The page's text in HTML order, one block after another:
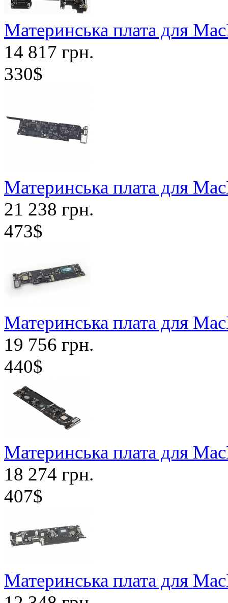
Материнська плата для
14 817 грн.
330$
Материнська плата для
21 238 грн.
473$
Материнська плата для
19 756 грн.
440$
Материнська плата для
18 274 грн.
407$
Материнська плата для